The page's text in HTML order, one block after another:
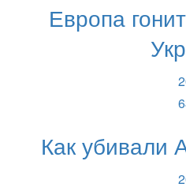
Европа
Как убивали